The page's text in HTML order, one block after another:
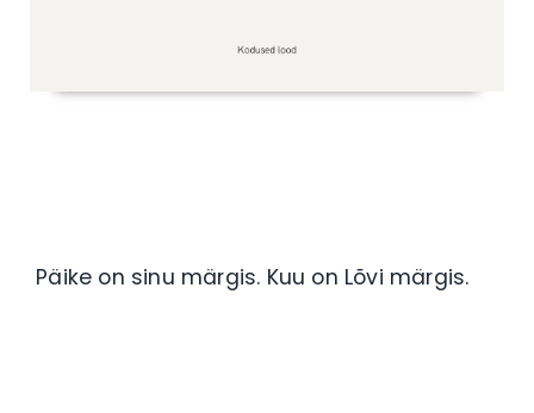
Päike on sinu märgis. Kuu on Lõvi märgis.